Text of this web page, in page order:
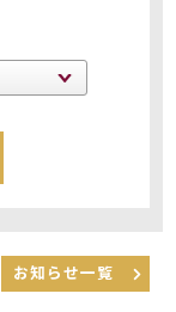
お知らせ一覧